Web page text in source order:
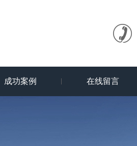
成功案例 在线留言